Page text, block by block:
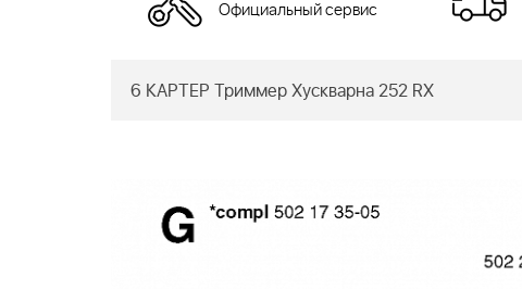
Официальный сервис
6 КАРТЕР Триммер Хускварна 252 RX